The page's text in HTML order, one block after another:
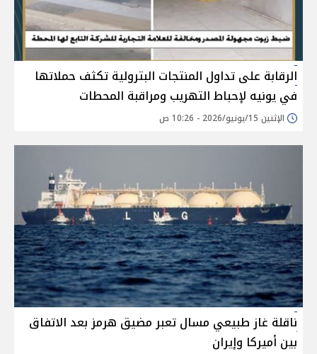
الرقابة على تداول المنتجات البترولية تكثف حملاتها
في يونيه لإحباط التهريب ومراقبة المحطات
الإثنين 15/يونيو/2026 - 10:26 ص
ناقلة غاز طبيعي مسال تعبر مضيق هرمز بعد الاتفاق
بين أميركا وإيران